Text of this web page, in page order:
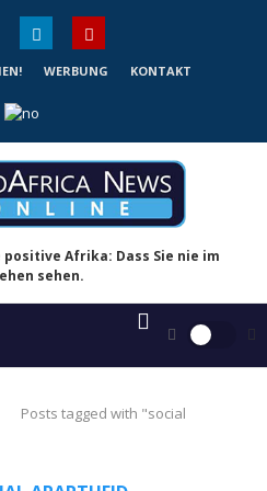
WERBUNG KONTAKT
Afrika: Dass Sie nie im
sehen.
Posts tagged with "social